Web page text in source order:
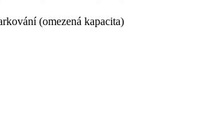
(omezená kapacita)